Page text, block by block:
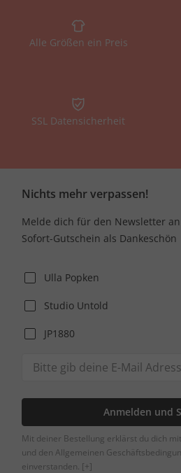
Alle Größen ein Preis
SSL Datensicherheit
Nichts mehr verpassen!
Melde dich für den Newsletter
Sofort-Gutschein als Dankeschön
Ulla Popken
Studio Untold
JP1880
Anmelden und
Mit deiner Bestellung erklärst du dich
und den Allgemeinen
einverstanden. [+]